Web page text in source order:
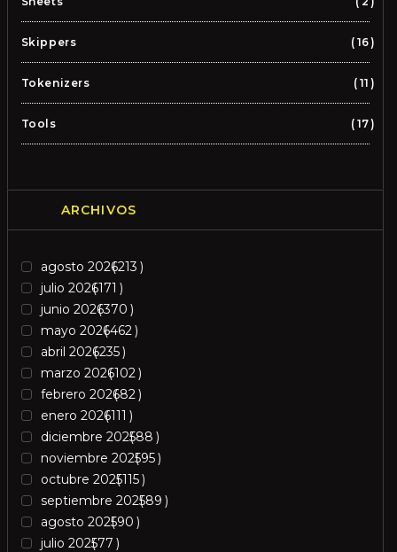
Skippers 16
Tokenizers 11
Tools 17
ARCHIVOS
agosto 2026213
julio 2026171
junio 2026370
mayo 2026462
abril 2026235
marzo 2026102
febrero 202682
enero 2026111
diciembre 202588
noviembre 202595
octubre 2025115
septiembre 202589
agosto 202590
julio 202577